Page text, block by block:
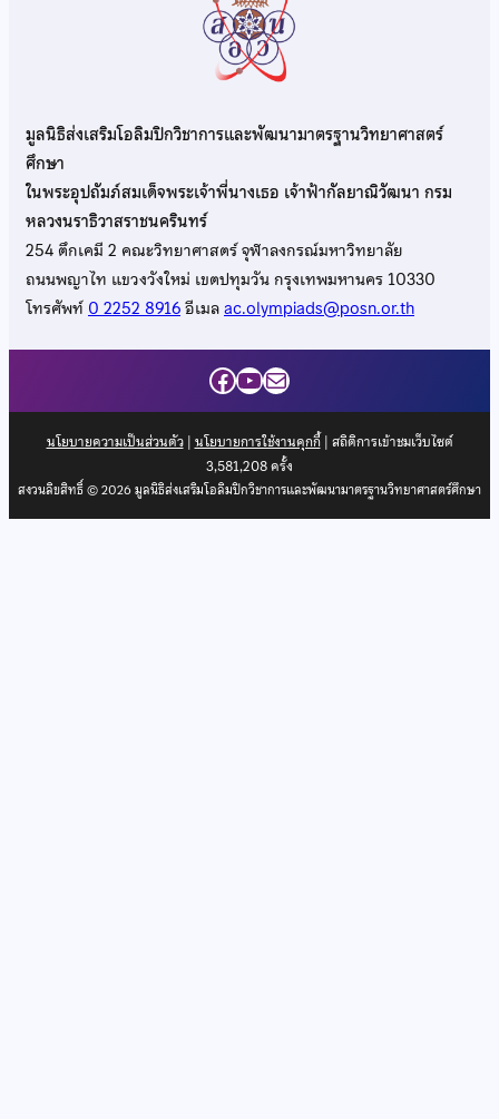
มูลนิธิส่งเสริมโอลิมปิกวิชาการและพัฒนามาตรฐานวิทยาศาสตร์
ศึกษา
ในพระอุปถัมภ์สมเด็จพระเจ้าพี่นางเธอ เจ้าฟ้ากัลยาณิวัฒนา กรม
หลวงนราธิวาสราชนครินทร์
254 ตึกเคมี 2 คณะวิทยาศาสตร์ จุฬาลงกรณ์มหาวิทยาลัย
ถนนพญาไท แขวงวังใหม่ เขตปทุมวัน กรุงเทพมหานคร 10330
โทรศัพท์0 2252 8916อีเมลac.olympiads@posn.or.th
Facebook
YouTube
Mail
นโยบายความเป็นส่วนตัว|นโยบายการใช้งานคุกกี้| สถิติการเข้าชมเว็บไซต์
3,581,208ครั้ง
สงวนลิขสิทธิ์ © 2026 มูลนิธิส่งเสริมโอลิมปิกวิชาการและพัฒนามาตรฐานวิทยาศาสตร์ศึกษา